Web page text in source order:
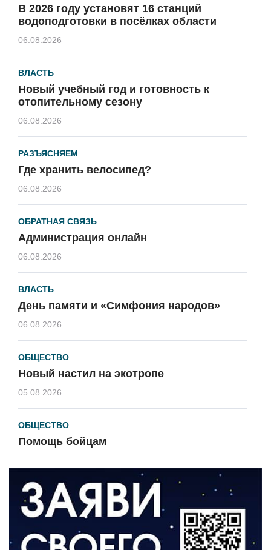
В 2026 году установят 16 станций
водоподготовки в посёлках области
06.08.2026
ВЛАСТЬ
Новый учебный год и готовность к
отопительному сезону
06.08.2026
РАЗЪЯСНЯЕМ
Где хранить велосипед?
06.08.2026
ОБРАТНАЯ СВЯЗЬ
Администрация онлайн
06.08.2026
ВЛАСТЬ
День памяти и «Симфония народов»
06.08.2026
ОБЩЕСТВО
Новый настил на экотропе
05.08.2026
ОБЩЕСТВО
Помощь бойцам
ВЛАСТЬ
«Второй старт» для ветеранов СВО